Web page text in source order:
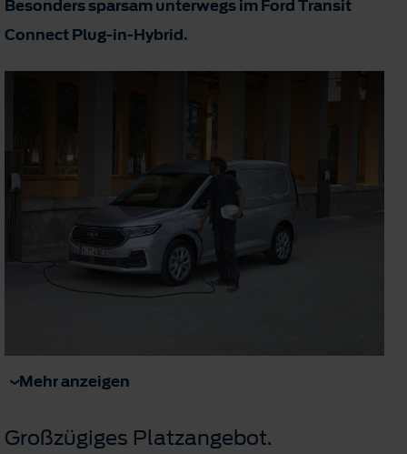
Besonders sparsam unterwegs im Ford Transit
Connect Plug-in-Hybrid.
Mehr anzeigen
Großzügiges Platzangebot.